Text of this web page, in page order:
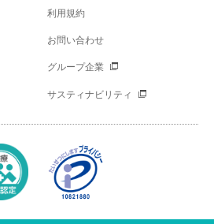
利用規約
お問い合わせ
グループ企業
サスティナビリティ